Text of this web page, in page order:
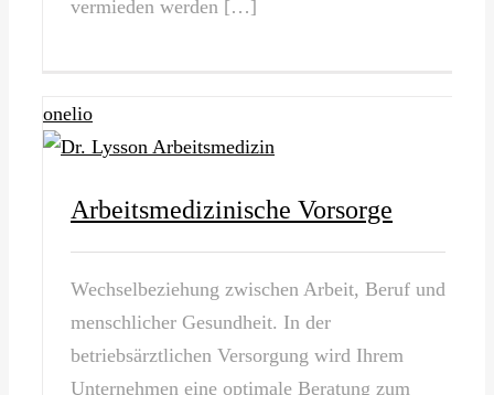
vermieden werden […]
onelio
Arbeitsmedizinische Vorsorge
Wechselbeziehung zwischen Arbeit, Beruf und
menschlicher Gesundheit. In der
betriebsärztlichen Versorgung wird Ihrem
Unternehmen eine optimale Beratung zum